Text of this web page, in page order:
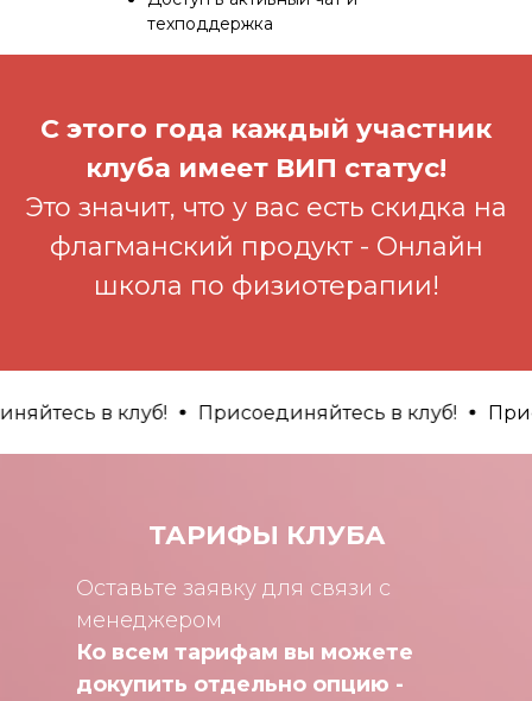
техподдержка
С этого года каждый участник
клуба имеет ВИП статус!
Это значит, что у вас есть скидка на
флагманский продукт - Онлайн
школа по физиотерапии!
в клуб! Присоединяйтесь в клуб!
ТАРИФЫ КЛУБА
Оставьте заявку для связи с
менеджером
Ко всем тарифам вы можете
докупить отдельно опцию -